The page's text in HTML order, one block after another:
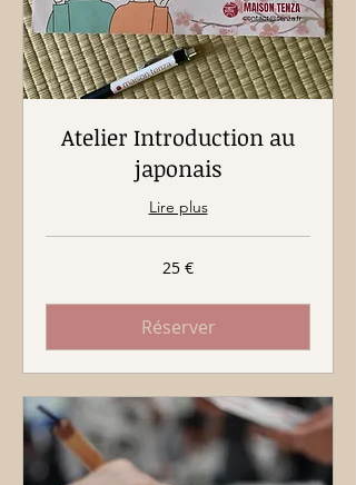
Atelier Introduction au
japonais
Lire plus
25 €
Réserver